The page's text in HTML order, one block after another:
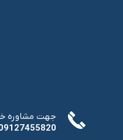
:جهت مشاوره